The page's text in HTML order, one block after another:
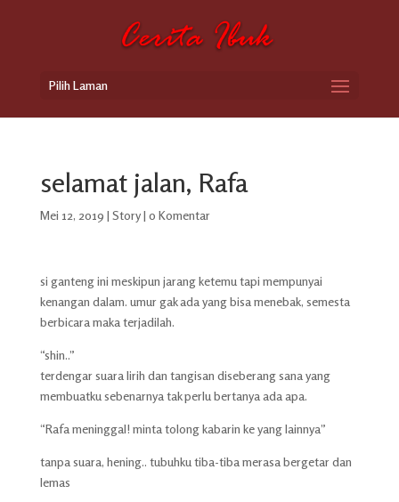
Pilih Laman
selamat jalan, Rafa
Mei 12, 2019 | Story| 0 Komentar
si ganteng ini meskipun jarang ketemu tapi mempunyai
kenangan dalam. umur gak ada yang bisa menebak, semesta
berbicara maka terjadilah.
“shin..”
terdengar suara lirih dan tangisan diseberang sana yang
membuatku sebenarnya tak perlu bertanya ada apa.
“Rafa meninggal! minta tolong kabarin ke yang lainnya”
tanpa suara, hening.. tubuhku tiba-tiba merasa bergetar dan
lemas